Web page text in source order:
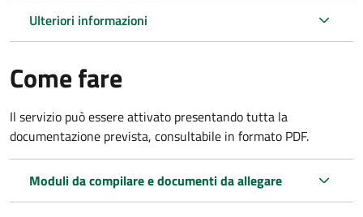
Ulteriori informazioni
Come fare
Il servizio può essere attivato presentando tutta la
documentazione prevista, consultabile in formato PDF.
Moduli da compilare e documenti da allegare